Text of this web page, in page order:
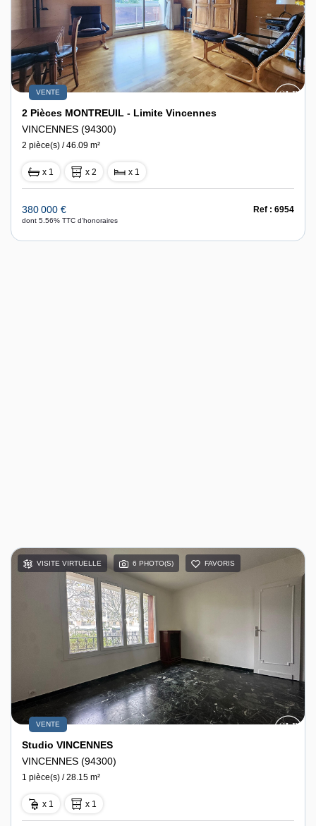
VENTE
2 Pièces MONTREUIL - Limite Vincennes
VINCENNES (94300)
2 pièce(s) / 46.09 m²
x 1 x 2 x 1
380 000 €
dont 5.56% TTC d'honoraires
Ref : 6954
VISITE VIRTUELLE 6 PHOTO(S) FAVORIS
VENTE
Studio VINCENNES
VINCENNES (94300)
1 pièce(s) / 28.15 m²
x 1 x 1